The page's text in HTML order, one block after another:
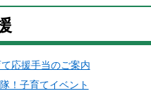
応援手当のご案内
！子育てイベント